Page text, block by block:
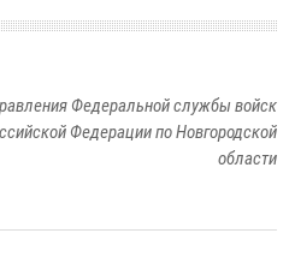
Федеральной службы войск
Федерации по Новгородской
области